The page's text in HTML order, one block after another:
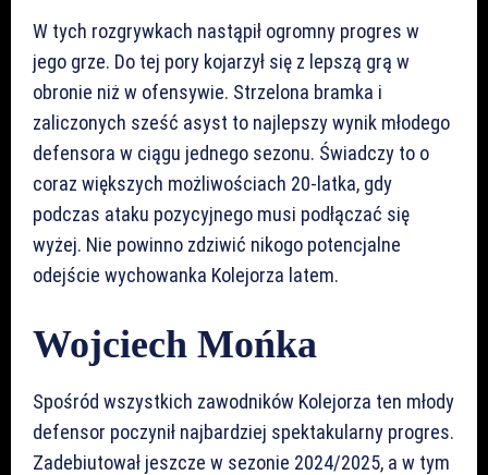
W tych rozgrywkach nastąpił ogromny progres w
jego grze. Do tej pory kojarzył się z lepszą grą w
obronie niż w ofensywie. Strzelona bramka i
zaliczonych sześć asyst to najlepszy wynik młodego
defensora w ciągu jednego sezonu. Świadczy to o
coraz większych możliwościach 20-latka, gdy
podczas ataku pozycyjnego musi podłączać się
wyżej. Nie powinno zdziwić nikogo potencjalne
odejście wychowanka Kolejorza latem.
Wojciech Mońka
Spośród wszystkich zawodników Kolejorza ten młody
defensor poczynił najbardziej spektakularny progres.
Zadebiutował jeszcze w sezonie 2024/2025, a w tym